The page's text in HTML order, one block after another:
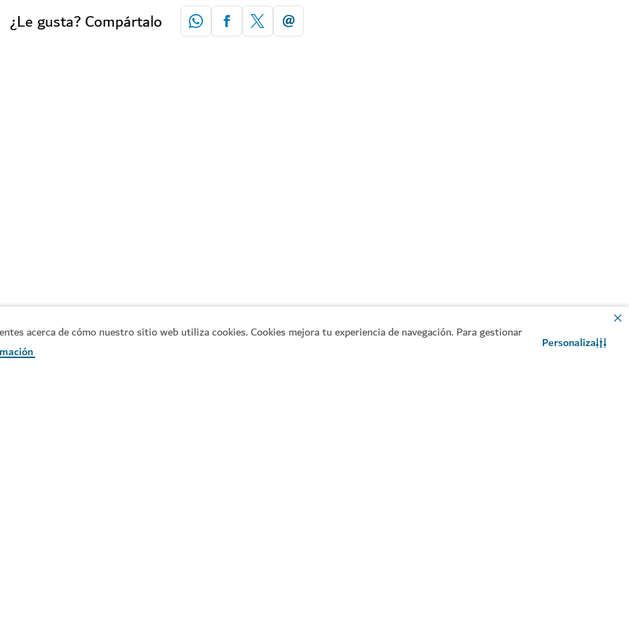
acerca de cómo nuestro sitio web utiliza cookies. Cookies mejora tu experiencia de navegación. Para gestionar
Personaliza
¿Le gusta? Compártalo